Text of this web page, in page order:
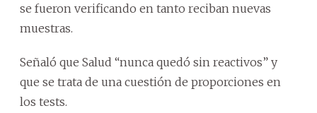
se fueron verificando en tanto reciban nuevas
muestras.
Señaló que Salud “nunca quedó sin reactivos” y
que se trata de una cuestión de proporciones en
los tests.